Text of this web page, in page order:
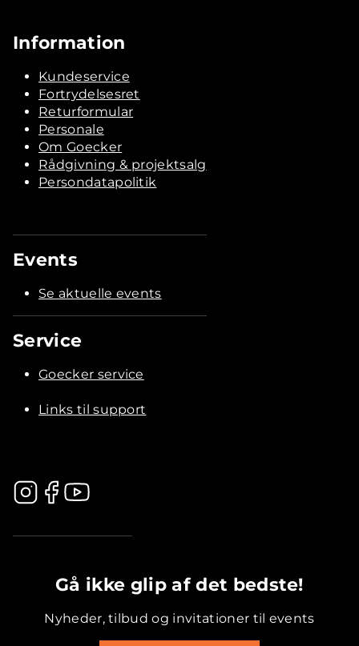
Information
Kundeservice
Fortrydelsesret
Returformular
Personale
Om Goecker
Rådgivning & projektsalg
Persondatapolitik
Events
Se aktuelle events
Service
Goecker service
Links til support
Gå ikke glip af det bedste!
Nyheder, tilbud og invitationer til events